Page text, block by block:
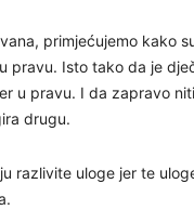
primjećujemo kako
pravu. Isto tako da je
u pravu. I da zapravo
drugu.
razlivite uloge jer te